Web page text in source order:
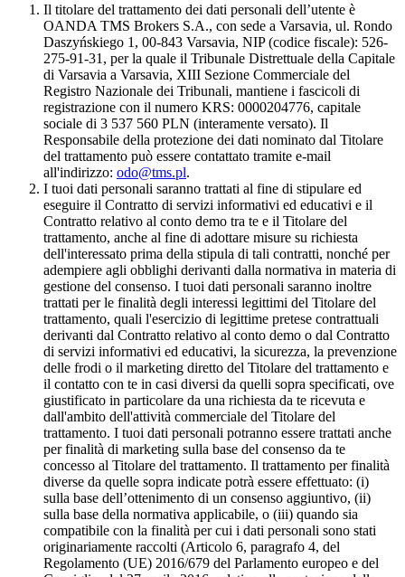
Il titolare del trattamento dei dati personali dell’utente è
OANDA TMS Brokers S.A., con sede a Varsavia, ul. Rondo
Daszyńskiego 1, 00-843 Varsavia, NIP (codice fiscale): 526-
275-91-31, per la quale il Tribunale Distrettuale della Capitale
di Varsavia a Varsavia, XIII Sezione Commerciale del
Registro Nazionale dei Tribunali, mantiene i fascicoli di
registrazione con il numero KRS: 0000204776, capitale
sociale di 3 537 560 PLN (interamente versato). Il
Responsabile della protezione dei dati nominato dal Titolare
del trattamento può essere contattato tramite e-mail
all'indirizzo: odo@tms.pl.
I tuoi dati personali saranno trattati al fine di stipulare ed
eseguire il Contratto di servizi informativi ed educativi e il
Contratto relativo al conto demo tra te e il Titolare del
trattamento, anche al fine di adottare misure su richiesta
dell'interessato prima della stipula di tali contratti, nonché per
adempiere agli obblighi derivanti dalla normativa in materia di
gestione del consenso. I tuoi dati personali saranno inoltre
trattati per le finalità degli interessi legittimi del Titolare del
trattamento, quali l'esercizio di legittime pretese contrattuali
derivanti dal Contratto relativo al conto demo o dal Contratto
di servizi informativi ed educativi, la sicurezza, la prevenzione
delle frodi o il marketing diretto del Titolare del trattamento e
il contatto con te in casi diversi da quelli sopra specificati, ove
giustificato in particolare da una richiesta da te ricevuta e
dall'ambito dell'attività commerciale del Titolare del
trattamento. I tuoi dati personali potranno essere trattati anche
per finalità di marketing sulla base del consenso da te
concesso al Titolare del trattamento. Il trattamento per finalità
diverse da quelle sopra indicate potrà essere effettuato: (i)
sulla base dell’ottenimento di un consenso aggiuntivo, (ii)
sulla base della normativa applicabile, o (iii) quando sia
compatibile con la finalità per cui i dati personali sono stati
originariamente raccolti (Articolo 6, paragrafo 4, del
Regolamento (UE) 2016/679 del Parlamento europeo e del